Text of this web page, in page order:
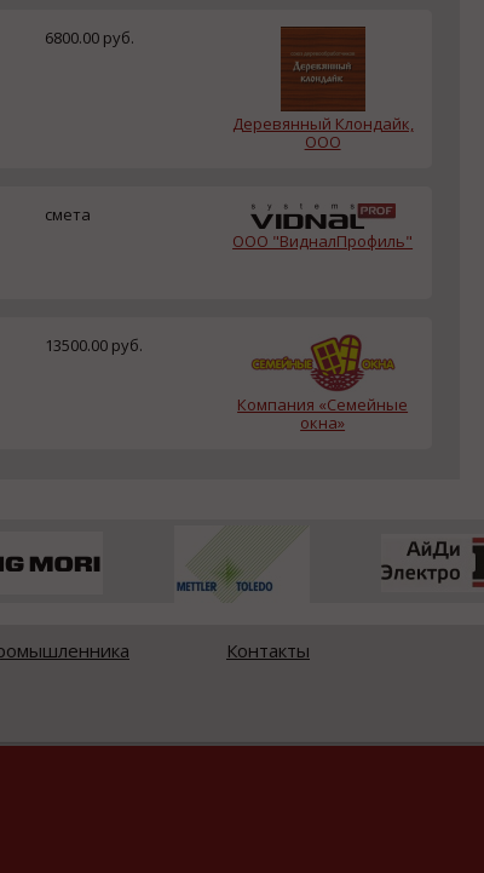
6800.00 руб.
Деревянный Клондайк,
ООО
смета
ООО "ВидналПрофиль"
13500.00 руб.
Компания «Семейные
окна»
Контакты